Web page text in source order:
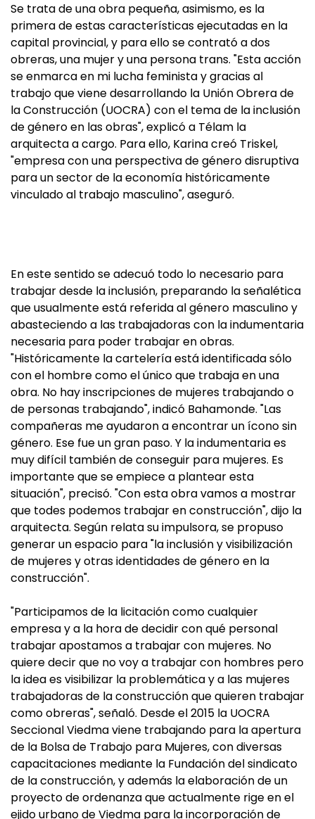
Se trata de una obra pequeña, asimismo, es la
primera de estas características ejecutadas en la
capital provincial, y para ello se contrató a dos
obreras, una mujer y una persona trans. "Esta acción
se enmarca en mi lucha feminista y gracias al
trabajo que viene desarrollando la Unión Obrera de
la Construcción (UOCRA) con el tema de la inclusión
de género en las obras", explicó a Télam la
arquitecta a cargo. Para ello, Karina creó Triskel,
"empresa con una perspectiva de género disruptiva
para un sector de la economía históricamente
vinculado al trabajo masculino", aseguró.
En este sentido se adecuó todo lo necesario para
trabajar desde la inclusión, preparando la señalética
que usualmente está referida al género masculino y
abasteciendo a las trabajadoras con la indumentaria
necesaria para poder trabajar en obras.
"Históricamente la cartelería está identificada sólo
con el hombre como el único que trabaja en una
obra. No hay inscripciones de mujeres trabajando o
de personas trabajando", indicó Bahamonde. "Las
compañeras me ayudaron a encontrar un ícono sin
género. Ese fue un gran paso. Y la indumentaria es
muy difícil también de conseguir para mujeres. Es
importante que se empiece a plantear esta
situación", precisó. "Con esta obra vamos a mostrar
que todes podemos trabajar en construcción", dijo la
arquitecta. Según relata su impulsora, se propuso
generar un espacio para "la inclusión y visibilización
de mujeres y otras identidades de género en la
construcción".
"Participamos de la licitación como cualquier
empresa y a la hora de decidir con qué personal
trabajar apostamos a trabajar con mujeres. No
quiere decir que no voy a trabajar con hombres pero
la idea es visibilizar la problemática y a las mujeres
trabajadoras de la construcción que quieren trabajar
como obreras", señaló. Desde el 2015 la UOCRA
Seccional Viedma viene trabajando para la apertura
de la Bolsa de Trabajo para Mujeres, con diversas
capacitaciones mediante la Fundación del sindicato
de la construcción, y además la elaboración de un
proyecto de ordenanza que actualmente rige en el
ejido urbano de Viedma para la incorporación de